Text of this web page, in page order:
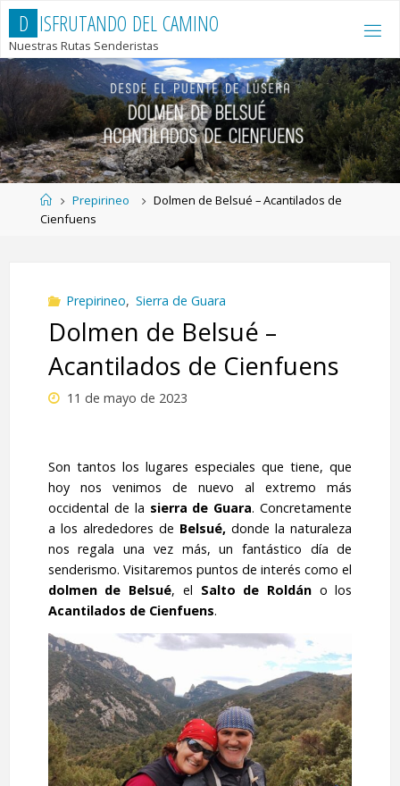
Saltar
contenido
D ISFRUTANDO DEL CAMINO
Nuestras Rutas Senderistas
Página
de
Prepirineo
Dolmen de Belsué – Acantilados de
Cienfuens
Prepirineo, Sierra de Guara
Dolmen de Belsué –
Acantilados de Cienfuens
11 de mayo de 2023
Son tantos los lugares especiales que tiene, que
hoy nos venimos de nuevo al extremo más
occidental de la sierra de Guara. Concretamente
a los alrededores de Belsué, donde la naturaleza
nos regala una vez más, un fantástico día de
senderismo. Visitaremos puntos de interés como el
dolmen de Belsué, el Salto de Roldáno los
Acantilados de Cienfuens.